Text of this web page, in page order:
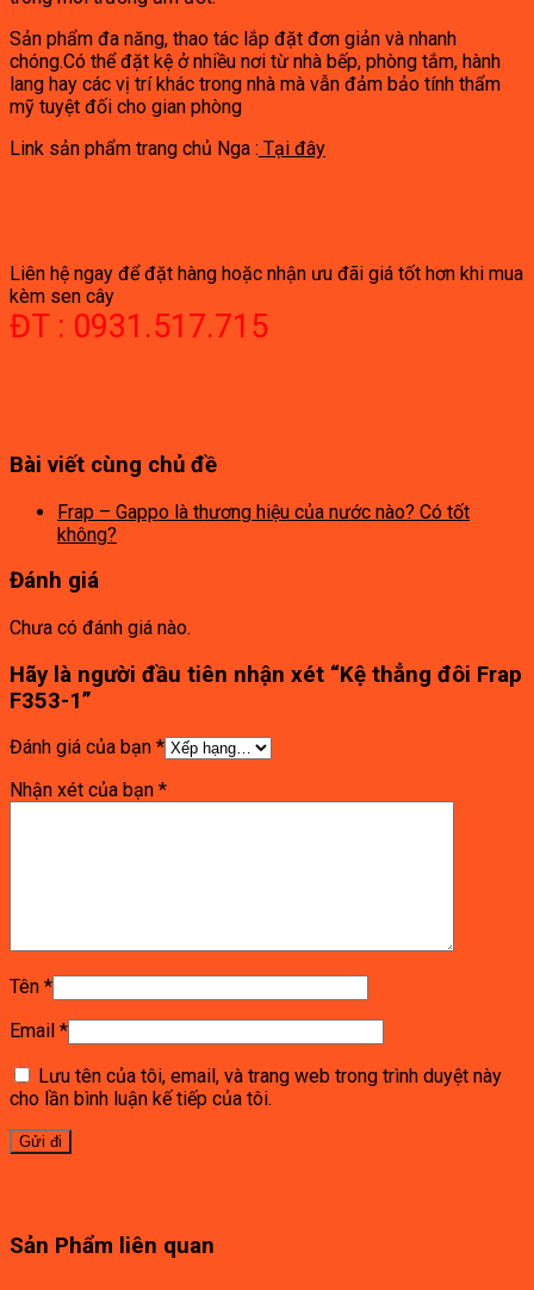
Sản phẩm đa năng, thao tác lắp đặt đơn giản và nhanh
chóng.Có thể đặt kệ ở nhiều nơi từ nhà bếp, phòng tắm, hành
lang hay các vị trí khác trong nhà mà vẫn đảm bảo tính thẩm
mỹ tuyệt đối cho gian phòng
Link sản phẩm trang chủ Nga : Tại đây
Liên hệ ngay để đặt hàng hoặc nhận ưu đãi giá tốt hơn khi mua
kèm sen cây
ĐT : 0931.517.715
Bài viết cùng chủ đề
Frap – Gappo là thương hiệu của nước nào? Có tốt
không?
Đánh giá
Chưa có đánh giá nào.
Hãy là người đầu tiên nhận xét “Kệ thẳng đôi Frap
F353-1”
Đánh giá của bạn *
Nhận xét của bạn *
Tên *
Email *
Lưu tên của tôi, email, và trang web trong trình duyệt này
cho lần bình luận kế tiếp của tôi.
Sản Phẩm liên quan